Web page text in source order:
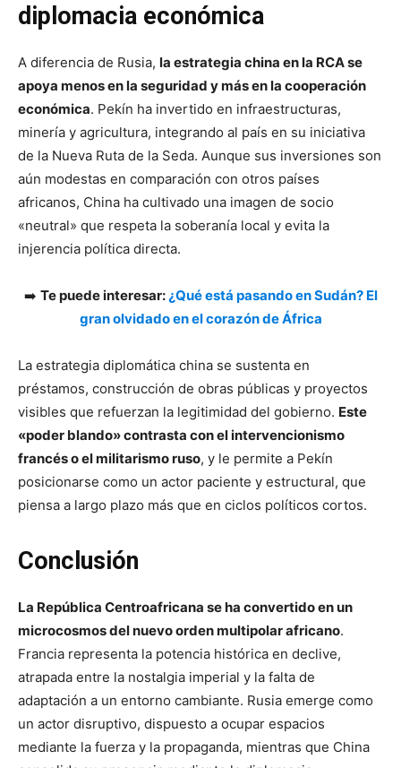
diplomacia económica
A diferencia de Rusia, la estrategia china en la RCA se
apoya menos en la seguridad y más en la cooperación
económica. Pekín ha invertido en infraestructuras,
minería y agricultura, integrando al país en su iniciativa
de la Nueva Ruta de la Seda. Aunque sus inversiones son
aún modestas en comparación con otros países
africanos, China ha cultivado una imagen de socio
«neutral» que respeta la soberanía local y evita la
injerencia política directa.
➡️ Te puede interesar: ¿Qué está pasando en Sudán? El
gran olvidado en el corazón de África
La estrategia diplomática china se sustenta en
préstamos, construcción de obras públicas y proyectos
visibles que refuerzan la legitimidad del gobierno. Este
«poder blando» contrasta con el intervencionismo
francés o el militarismo ruso, y le permite a Pekín
posicionarse como un actor paciente y estructural, que
piensa a largo plazo más que en ciclos políticos cortos.
Conclusión
La República Centroafricana se ha convertido en un
microcosmos del nuevo orden multipolar africano.
Francia representa la potencia histórica en declive,
atrapada entre la nostalgia imperial y la falta de
adaptación a un entorno cambiante. Rusia emerge como
un actor disruptivo, dispuesto a ocupar espacios
mediante la fuerza y la propaganda, mientras que China